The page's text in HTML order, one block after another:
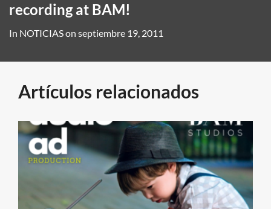
recording at BAM!
In NOTICIASon septiembre 19, 2011
Artículos relacionados